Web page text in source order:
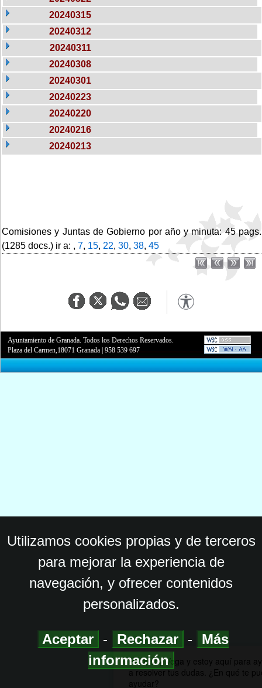
20240315
20240312
20240311
20240308
20240301
20240223
20240220
20240216
20240213
Comisiones y Juntas de Gobierno por año y minuta: 45 pags.
(1285 docs.) ir a: , 7, 15, 22, 30, 38, 45
Ayuntamiento de Granada. Todos los Derechos Reservados.
Plaza del Carmen,18071 Granada |958 539 697
Utilizamos cookies propias y de terceros
para mejorar la experiencia de
navegación, y ofrecer contenidos
personalizados.
Aceptar - Rechazar -
Más
información